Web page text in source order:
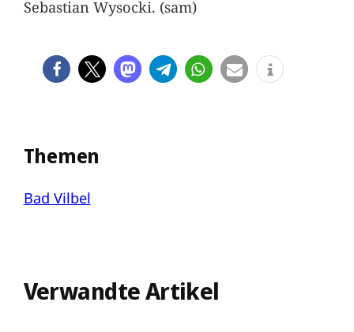
Sebastian Wysocki. (sam)
Themen
Bad Vilbel
Verwandte Artikel